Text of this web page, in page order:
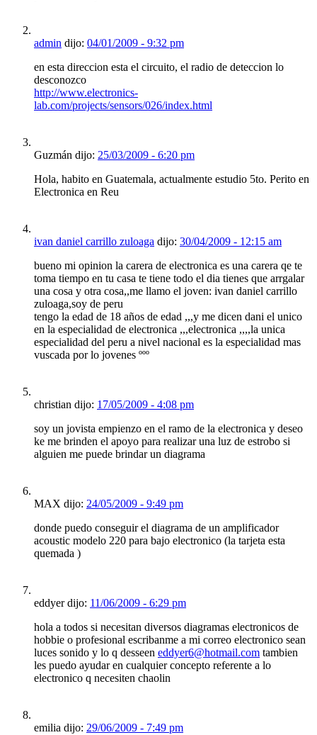
admin dijo: 04/01/2009 - 9:32 pm
en esta direccion esta el circuito, el radio de deteccion lo
desconozco
http://www.electronics-
lab.com/projects/sensors/026/index.html
Guzmán dijo: 25/03/2009 - 6:20 pm
Hola, habito en Guatemala, actualmente estudio 5to. Perito en
Electronica en Reu
ivan daniel carrillo zuloaga dijo: 30/04/2009 - 12:15 am
bueno mi opinion la carera de electronica es una carera qe te
toma tiempo en tu casa te tiene todo el dia tienes que arrgalar
una cosa y otra cosa,,me llamo el joven: ivan daniel carrillo
zuloaga,soy de peru
tengo la edad de 18 años de edad ,,,y me dicen dani el unico
en la especialidad de electronica ,,,electronica ,,,,la unica
especialidad del peru a nivel nacional es la especialidad mas
vuscada por lo jovenes ººº
christian dijo: 17/05/2009 - 4:08 pm
soy un jovista empienzo en el ramo de la electronica y deseo
ke me brinden el apoyo para realizar una luz de estrobo si
alguien me puede brindar un diagrama
MAX dijo: 24/05/2009 - 9:49 pm
donde puedo conseguir el diagrama de un amplificador
acoustic modelo 220 para bajo electronico (la tarjeta esta
quemada )
eddyer dijo: 11/06/2009 - 6:29 pm
hola a todos si necesitan diversos diagramas electronicos de
hobbie o profesional escribanme a mi correo electronico sean
luces sonido y lo q desseen eddyer6@hotmail.com tambien
les puedo ayudar en cualquier concepto referente a lo
electronico q necesiten chaolin
emilia dijo: 29/06/2009 - 7:49 pm